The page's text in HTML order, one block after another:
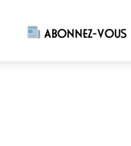
ABONNEZ-VOUS